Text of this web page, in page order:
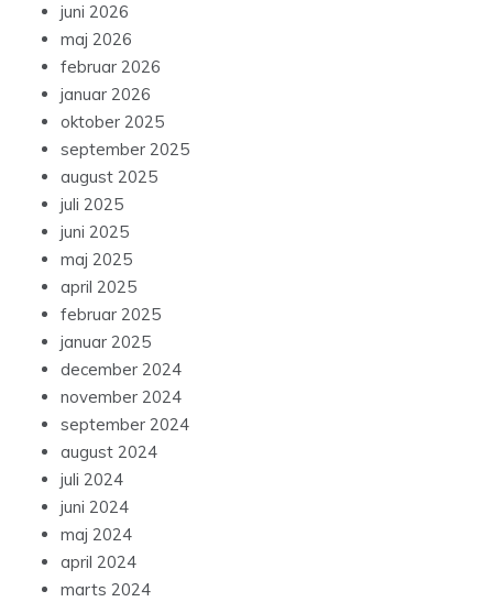
juni 2026
maj 2026
februar 2026
januar 2026
oktober 2025
september 2025
august 2025
juli 2025
juni 2025
maj 2025
april 2025
februar 2025
januar 2025
december 2024
november 2024
september 2024
august 2024
juli 2024
juni 2024
maj 2024
april 2024
marts 2024